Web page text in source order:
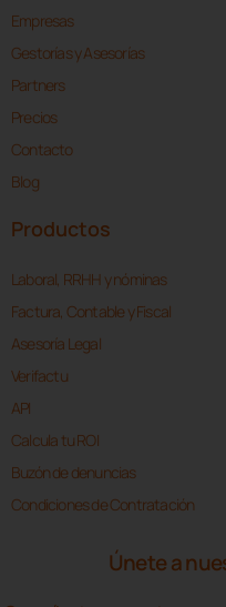
Empresas
Gestorías y Asesorías
Partners
Precios
Contacto
Blog
Productos
Laboral, RRHH y nóminas
Factura, Contable y Fiscal
Asesoría Legal
Verifactu
API
Calcula tu ROI
Buzón de denuncias
Condiciones de Contratación
Únete a